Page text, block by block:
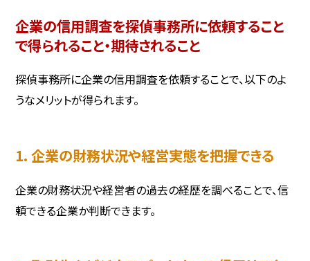
企業の信用調査を探偵事務所に依頼すること
で得られること・期待されること
探偵事務所に企業の信用調査を依頼することで、以下のよ
うなメリットが得られます。
1. 企業の財務状況や経営実態を把握できる
企業の財務状況や経営者の過去の経歴を調べることで、信
頼できる企業か判断できます。